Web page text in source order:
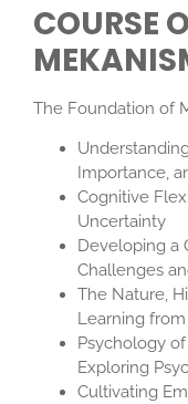
COURSE
The Foundation of
Importance,
Cognitive
Uncertainty
Developing a
Challenges
The Nature,
Learning
Psychology
Exploring
Cultivating